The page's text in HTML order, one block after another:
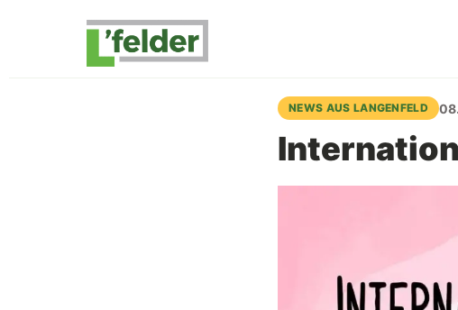
NEWS AUS LANGENFELD